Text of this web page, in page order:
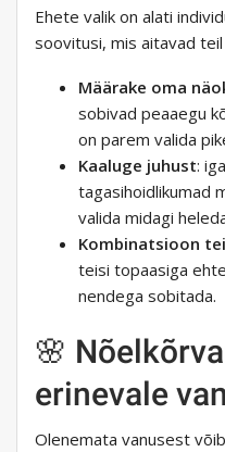
Ehete valik on alati
soovitusi, mis aitavad
Määrake oma
sobivad peaaegu
on parem valida
Kaaluge juhust:
tagasihoidlikumad
valida midagi
Kombinatsioon
teisi topaasiga
nendega sobitada.
🌸
erinevale
Olenemata vanusest